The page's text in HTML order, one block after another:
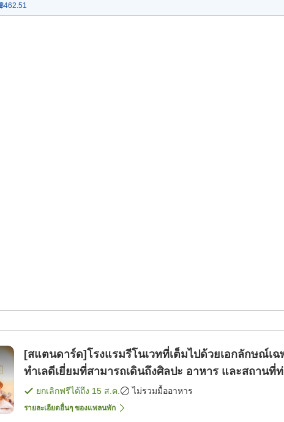
฿462.51
[สแตนดาร์ด]โรงแรมรีโนเวทที่เต็มไปด้วยเอกลักษณ์เฉ
ทำเลดีเยี่ยมที่สามารถเดินถึงศิลปะ อาหาร และสถานที่ท่
[เฉพาะห้องพัก]
ยกเลิกฟรีได้ถึง 15 ส.ค. ไม่รวมมื้ออาหาร
รายละเอียดอื่นๆ ของแพลนพัก